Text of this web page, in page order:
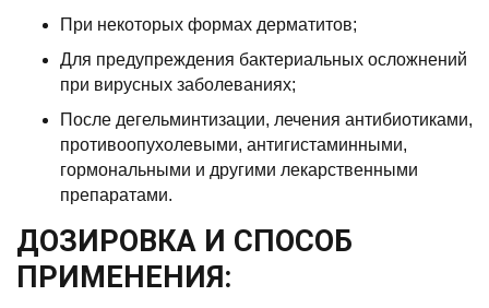
При некоторых формах дерматитов;
Для предупреждения бактериальных осложнений
при вирусных заболеваниях;
После дегельминтизации, лечения антибиотиками,
противоопухолевыми, антигистаминными,
гормональными и другими лекарственными
препаратами.
ДОЗИРОВКА И СПОСОБ
ПРИМЕНЕНИЯ: